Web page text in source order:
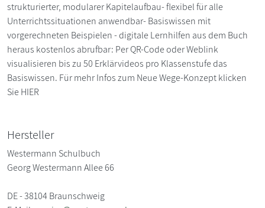
strukturierter, modularer Kapitelaufbau- flexibel für alle
Unterrichtssituationen anwendbar- Basiswissen mit
vorgerechneten Beispielen - digitale Lernhilfen aus dem Buch
heraus kostenlos abrufbar: Per QR-Code oder Weblink
visualisieren bis zu 50 Erklärvideos pro Klassenstufe das
Basiswissen. Für mehr Infos zum Neue Wege-Konzept klicken
Sie HIER
Hersteller
Westermann Schulbuch
Georg Westermann Allee 66
DE - 38104 Braunschweig